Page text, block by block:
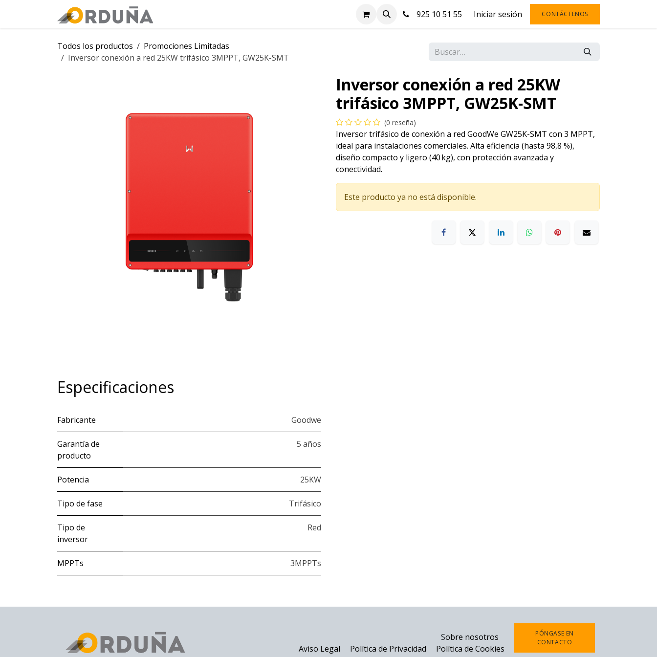
Blog Contacto925 10 51 55 Iniciar sesión CONTÁCTENOS
Todos los productos
Promociones Limitadas
Inversor conexión a red 25KW trifásico 3MPPT, GW25K-SMT
Inversor conexión a red 25KW
trifásico 3MPPT, GW25K-SMT
(0 reseña)
Inversor trifásico de conexión a red GoodWe GW25K-SMT con 3 MPPT,
ideal para instalaciones comerciales. Alta eficiencia (hasta 98,8 %),
diseño compacto y ligero (40 kg), con protección avanzada y
conectividad.
Este producto ya no está disponible.
Especificaciones
Fabricante Goodwe
Garantía de
producto
5 años
Potencia 25KW
Tipo de fase Trifásico
Tipo de
inversor
Red
MPPTs 3MPPTs
Sobre nosotros
Aviso Legal
Política de Privacidad Política de Cookies
PÓNGASE EN
CONTACTO